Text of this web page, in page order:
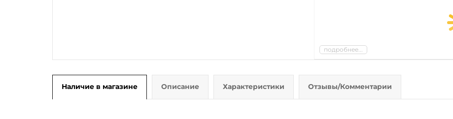
подробнее...
Наличие в магазине Описание Характеристики Отзывы/Комментарии